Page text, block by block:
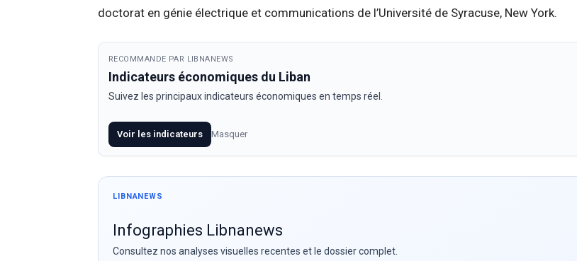
doctorat en génie électrique et communications de l’Université de Syracuse, New York.
RECOMMANDE PAR LIBNANEWS
Indicateurs économiques du Liban
Suivez les principaux indicateurs économiques en temps réel.
Voir les indicateurs Masquer
LIBNANEWS
Infographies Libnanews
Consultez nos analyses visuelles recentes et le dossier complet.